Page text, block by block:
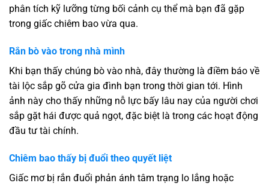
phân tích kỹ lưỡng từng bối cảnh cụ thể mà bạn đã gặp
trong giấc chiêm bao vừa qua.
Rắn bò vào trong nhà mình
Khi bạn thấy chúng bò vào nhà, đây thường là điềm báo về
tài lộc sắp gõ cửa gia đình bạn trong thời gian tới. Hình
ảnh này cho thấy những nỗ lực bấy lâu nay của người chơi
sắp gặt hái được quả ngọt, đặc biệt là trong các hoạt động
đầu tư tài chính.
Chiêm bao thấy bị đuổi theo quyết liệt
Giấc mơ bị rắn đuổi phản ánh tâm trạng lo lắng hoặc